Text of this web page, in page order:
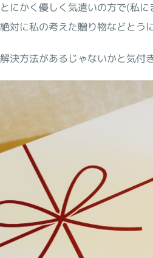
にかく優しく気遣いの方で(私
対に私の考えた贈り物などとう
決方法があるじゃないかと気付